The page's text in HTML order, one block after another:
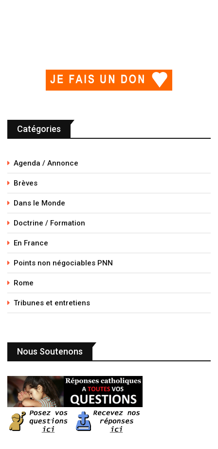
Catégories
Agenda / Annonce
Brèves
Dans le Monde
Doctrine / Formation
En France
Points non négociables PNN
Rome
Tribunes et entretiens
Nous Soutenons